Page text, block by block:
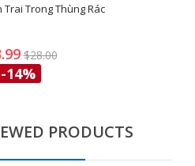
Trong Thùng Rác
$28.00
-14%
PRODUCTS